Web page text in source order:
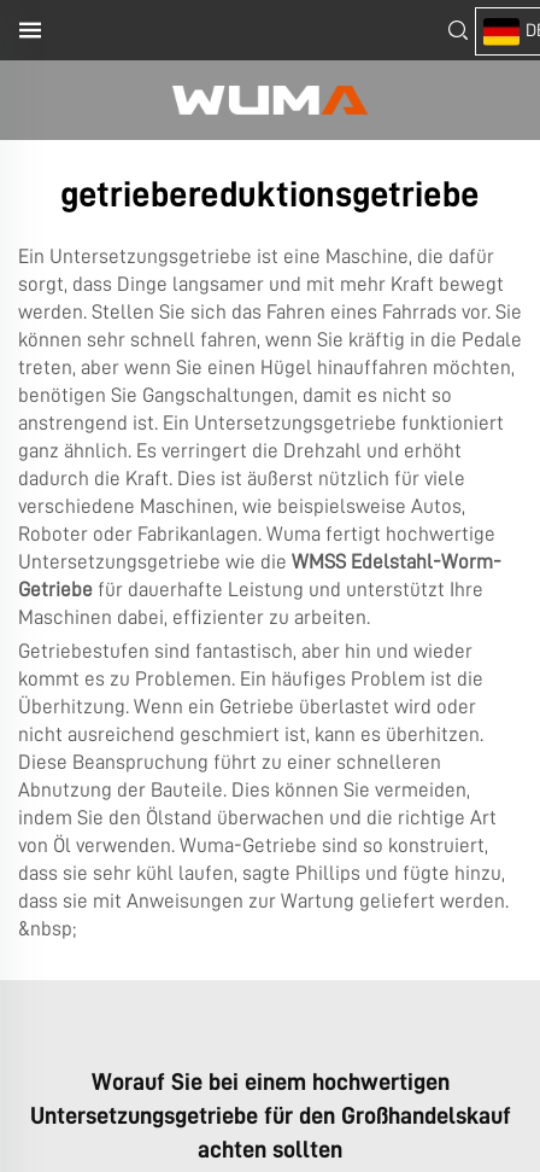
getriebereduktionsgetriebe
Ein Untersetzungsgetriebe ist eine Maschine, die dafür
sorgt, dass Dinge langsamer und mit mehr Kraft bewegt
werden. Stellen Sie sich das Fahren eines Fahrrads vor. Sie
können sehr schnell fahren, wenn Sie kräftig in die Pedale
treten, aber wenn Sie einen Hügel hinauffahren möchten,
benötigen Sie Gangschaltungen, damit es nicht so
anstrengend ist. Ein Untersetzungsgetriebe funktioniert
ganz ähnlich. Es verringert die Drehzahl und erhöht
dadurch die Kraft. Dies ist äußerst nützlich für viele
verschiedene Maschinen, wie beispielsweise Autos,
Roboter oder Fabrikanlagen. Wuma fertigt hochwertige
Untersetzungsgetriebe wie die WMSS Edelstahl-Worm-
Getriebe für dauerhafte Leistung und unterstützt Ihre
Maschinen dabei, effizienter zu arbeiten.
Getriebestufen sind fantastisch, aber hin und wieder
kommt es zu Problemen. Ein häufiges Problem ist die
Überhitzung. Wenn ein Getriebe überlastet wird oder
nicht ausreichend geschmiert ist, kann es überhitzen.
Diese Beanspruchung führt zu einer schnelleren
Abnutzung der Bauteile. Dies können Sie vermeiden,
indem Sie den Ölstand überwachen und die richtige Art
von Öl verwenden. Wuma-Getriebe sind so konstruiert,
dass sie sehr kühl laufen, sagte Phillips und fügte hinzu,
dass sie mit Anweisungen zur Wartung geliefert werden.
&nbsp;
Worauf Sie bei einem hochwertigen
Untersetzungsgetriebe für den Großhandelskauf
achten sollten